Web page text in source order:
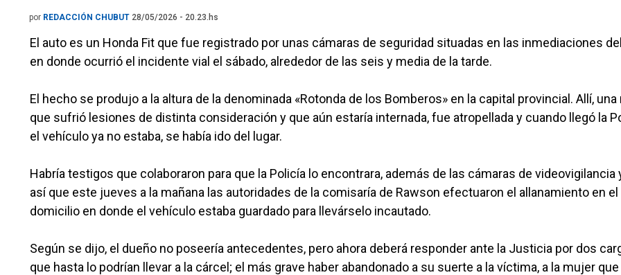
por REDACCIÓN CHUBUT 28/05/2026 - 20.23.hs
El auto es un Honda Fit que fue registrado por unas cámaras de seguridad situadas en las inmediaciones
en donde ocurrió el incidente vial el sábado, alrededor de las seis y media de la tarde.
El hecho se produjo a la altura de la denominada «Rotonda de los Bomberos» en la capital provincial. Allí,
que sufrió lesiones de distinta consideración y que aún estaría internada, fue atropellada y cuando llegó la
el vehículo ya no estaba, se había ido del lugar.
Habría testigos que colaboraron para que la Policía lo encontrara, además de las cámaras de videovigilancia
así que este jueves a la mañana las autoridades de la comisaría de Rawson efectuaron el allanamiento en el
domicilio en donde el vehículo estaba guardado para llevárselo incautado.
Según se dijo, el dueño no poseería antecedentes, pero ahora deberá responder ante la Justicia por dos
que hasta lo podrían llevar a la cárcel; el más grave haber abandonado a su suerte a la víctima, a la mujer que